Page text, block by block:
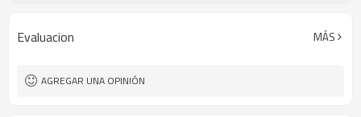
T / T, Paypal, Western Union, Money
Gram
Evaluacion MÁS
AGREGAR UNA OPINIÓN